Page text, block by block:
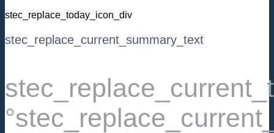
stec_replace_today_icon_div
stec_replace_current_summary_text